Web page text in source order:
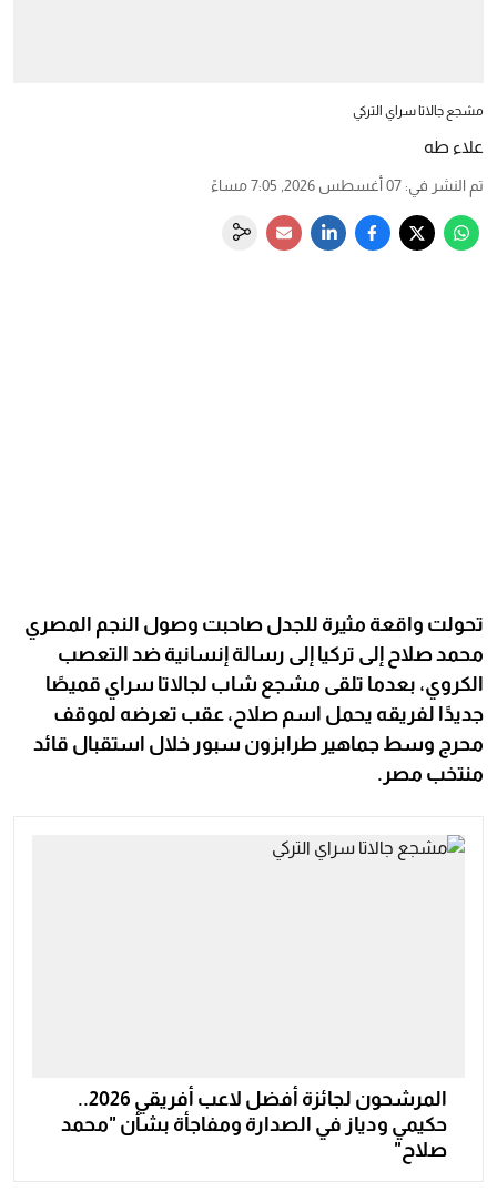
مشجع جالاتا سراي التركي
علاء طه
تم النشر في: 07 أغسطس 2026, 7:05 مساءً
تحولت واقعة مثيرة للجدل صاحبت وصول النجم المصري
محمد صلاح إلى تركيا إلى رسالة إنسانية ضد التعصب
الكروي، بعدما تلقى مشجع شاب لجالاتا سراي قميصًا
جديدًا لفريقه يحمل اسم صلاح، عقب تعرضه لموقف
محرج وسط جماهير طرابزون سبور خلال استقبال قائد
منتخب مصر.
المرشحون لجائزة أفضل لاعب أفريقي 2026..
حكيمي ودياز في الصدارة ومفاجأة بشأن "محمد
صلاح"